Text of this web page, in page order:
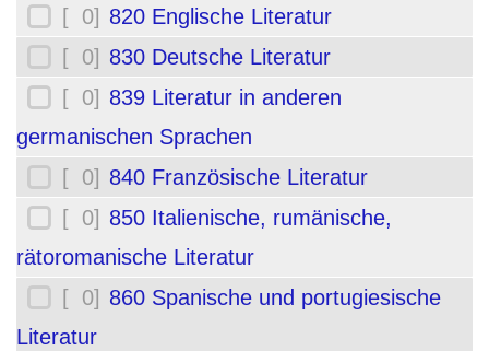
[ 0] 820 Englische Literatur
[ 0] 830 Deutsche Literatur
[ 0] 839 Literatur in anderen
germanischen Sprachen
[ 0] 840 Französische Literatur
[ 0] 850 Italienische, rumänische,
rätoromanische Literatur
[ 0] 860 Spanische und portugiesische
Literatur